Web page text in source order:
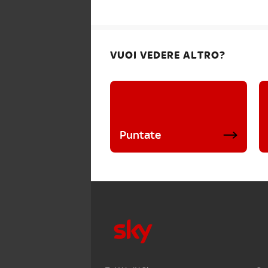
VUOI VEDERE ALTRO?
Puntate